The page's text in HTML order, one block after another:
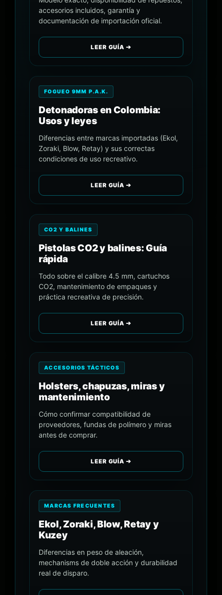
accesorios incluidos, garantía y
documentación de importación oficial.
LEER GUÍA ➔
FOGUEO 9MM P.A.K.
Detonadoras en Colombia:
Usos y leyes
Diferencias entre marcas importadas (Ekol,
Zoraki, Blow, Retay) y sus correctas
condiciones de uso recreativo.
LEER GUÍA ➔
CO2 Y BALINES
Pistolas CO2 y balines: Guía
rápida
Todo sobre el calibre 4.5 mm, cartuchos
CO2, mantenimiento de empaques y
práctica recreativa de precisión.
LEER GUÍA ➔
ACCESORIOS TÁCTICOS
Holsters, chapuzas, miras y
mantenimiento
Cómo confirmar compatibilidad de
proveedores, fundas de polímero y miras
antes de comprar.
LEER GUÍA ➔
MARCAS FRECUENTES
Ekol, Zoraki, Blow, Retay y
Kuzey
Diferencias en peso de aleación,
mechanisms de doble acción y durabilidad
real de disparo.